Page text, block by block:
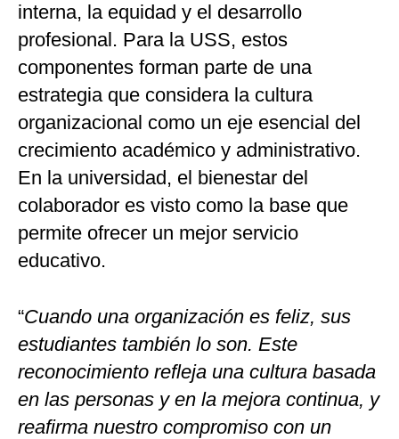
interna, la equidad y el desarrollo
profesional. Para la USS, estos
componentes forman parte de una
estrategia que considera la cultura
organizacional como un eje esencial del
crecimiento académico y administrativo.
En la universidad, el bienestar del
colaborador es visto como la base que
permite ofrecer un mejor servicio
educativo.
“Cuando una organización es feliz, sus
estudiantes también lo son. Este
reconocimiento refleja una cultura basada
en las personas y en la mejora continua, y
reafirma nuestro compromiso con un